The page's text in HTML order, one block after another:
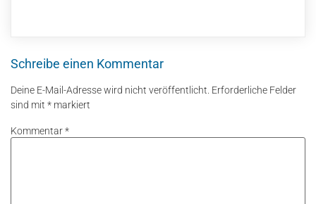
Schreibe einen Kommentar
Deine E-Mail-Adresse wird nicht veröffentlicht. Erforderliche Felder
sind mit * markiert
Kommentar*